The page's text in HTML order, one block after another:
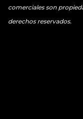
comerciales son
derechos reservados.